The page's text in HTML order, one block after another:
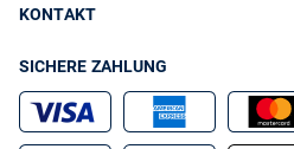
KONTAKT
SICHERE ZAHLUNG